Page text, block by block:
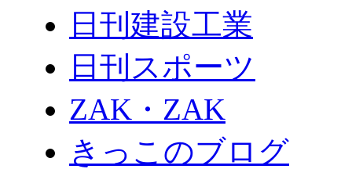
日刊建設工業
日刊スポーツ
ZAK・ZAK
きっこのブログ